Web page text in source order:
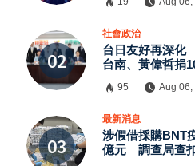
黑灰產與AI防刷
社會政治
台日友好再深化
台南、黃偉哲捐
95 Aug 06,
最新消息
涉假借採購BNT
億元 調查局查
×